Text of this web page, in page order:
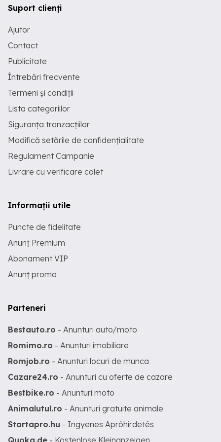
Suport clienți
Ajutor
Contact
Publicitate
Întrebări frecvente
Termeni și condiții
Lista categoriilor
Siguranța tranzacțiilor
Modifică setările de confidențialitate
Regulament Campanie
Livrare cu verificare colet
Informații utile
Puncte de fidelitate
Anunț Premium
Abonament VIP
Anunț promo
Parteneri
Bestauto.ro - Anunturi auto/moto
Romimo.ro - Anunturi imobiliare
Romjob.ro - Anunturi locuri de munca
Cazare24.ro - Anunturi cu oferte de cazare
Bestbike.ro - Anunturi moto
Animalutul.ro - Anunturi gratuite animale
Startapro.hu - Ingyenes Apróhirdetés
Quoka.de - Kostenlose Kleinanzeigen